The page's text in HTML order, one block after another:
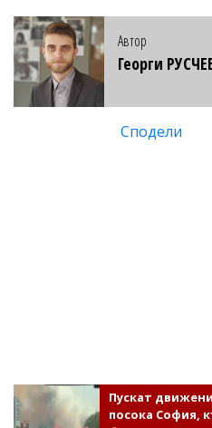
Автор
Георги
Сподели
Пускат
посока София,